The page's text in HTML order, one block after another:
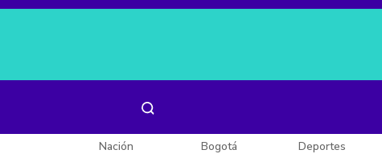
Nación Bogotá Deportes